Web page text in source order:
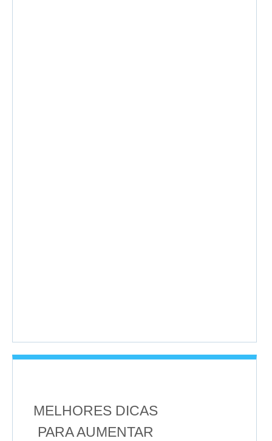
MELHORES DICAS
PARA AUMENTAR